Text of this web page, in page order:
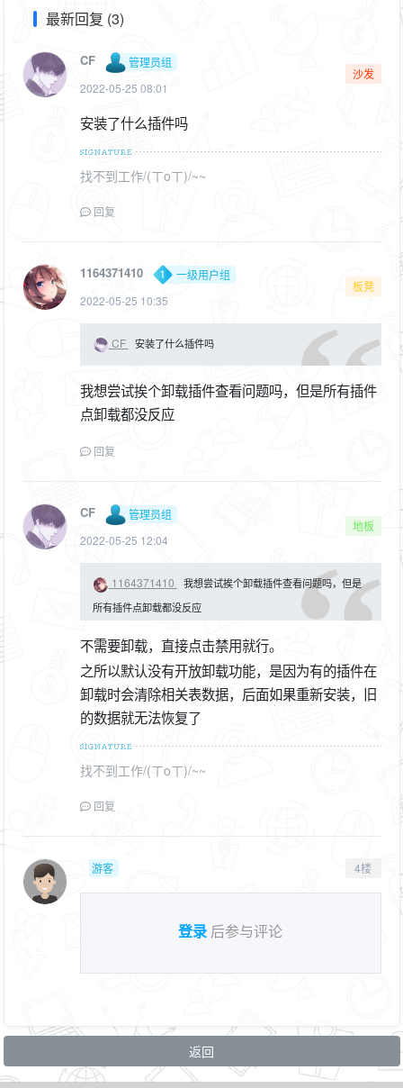
最新回复 (3)
CF
管理员组
2022-05-25 08:01
沙发
安装了什么插件吗
找不到工作/(ㄒoㄒ)/~~
回复
1164371410
一级用户组
2022-05-25 10:35
板凳
CF 安装了什么插件吗
我想尝试挨个卸载插件查看问题吗，但是所有插件
点卸载都没反应
回复
CF
管理员组
2022-05-25 12:04
地板
1164371410
我想尝试挨个卸载插件查看问题吗，但是
所有插件点卸载都没反应
不需要卸载，直接点击禁用就行。
之所以默认没有开放卸载功能，是因为有的插件在
卸载时会清除相关表数据，后面如果重新安装，旧
的数据就无法恢复了
找不到工作/(ㄒoㄒ)/~~
回复
游客 4楼
登录 后参与评论
返回